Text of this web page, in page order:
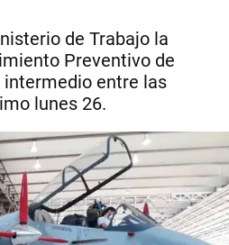
de Trabajo la
Preventivo de
intermedio entre las
lunes 26.